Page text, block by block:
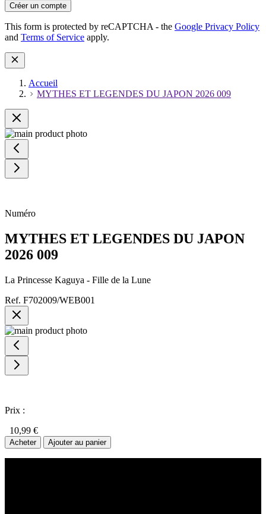
Créer un compte
This form is protected by reCAPTCHA - the Google Privacy Policy
and Terms of Service apply.
Accueil
MYTHES ET LEGENDES DU JAPON 2026 009
Numéro
MYTHES ET LEGENDES DU JAPON
2026 009
La Princesse Kaguya - Fille de la Lune
Ref. F702009/WEB001
Prix :
10,99 €
Acheter Ajouter au panier